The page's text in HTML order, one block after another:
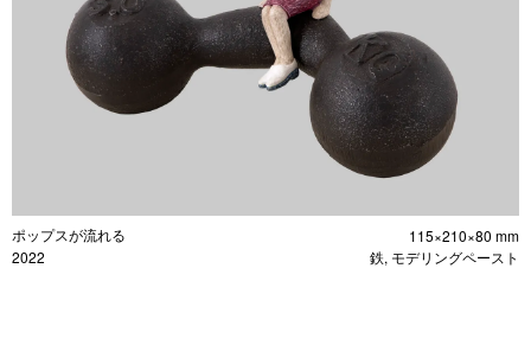
ポップスが流れる
115×210×80 mm
2022
鉄, モデリングペースト